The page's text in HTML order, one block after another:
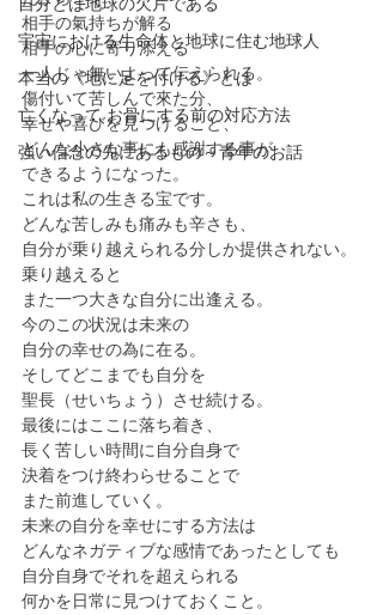
宇宙における生命体と地球に住む地球人
本当の《地に足を付ける》とは
亡くなって お骨にする前の対応方法
強い信念の先にあるもの～青年のお話
相手の氣持ちが解る
相手の心に寄り添える
一人じゃ無いよって伝えられる。
傷付いて苦しんで來た分、
幸せや喜びを見つけること、
どんな小さな事にも感謝する事が
できるようになった。
これは私の生きる宝です。
どんな苦しみも痛みも辛さも、
自分が乗り越えられる分しか提供されない。
乗り越えると
また一つ大きな自分に出逢える。
今のこの状況は未来の
自分の幸せの為に在る。
そしてどこまでも自分を
聖長（せいちょう）させ続ける。
最後にはここに落ち着き、
長く苦しい時間に自分自身で
決着をつけ終わらせることで
また前進していく。
未来の自分を幸せにする方法は
どんなネガティブな感情であったとしても
自分自身でそれを超えられる
何かを日常に見つけておくこと。